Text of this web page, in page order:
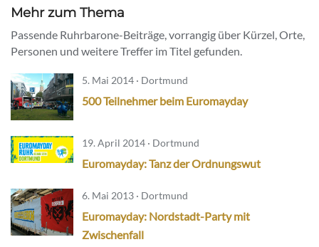
Mehr zum Thema
Passende Ruhrbarone-Beiträge, vorrangig über Kürzel, Orte,
Personen und weitere Treffer im Titel gefunden.
5. Mai 2014 · Dortmund
500 Teilnehmer beim Euromayday
19. April 2014 · Dortmund
Euromayday: Tanz der Ordnungswut
6. Mai 2013 · Dortmund
Euromayday: Nordstadt-Party mit
Zwischenfall